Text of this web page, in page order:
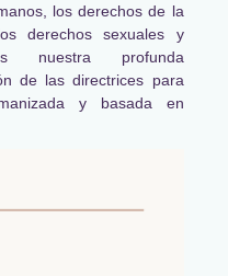
los derechos de la
derechos sexuales y
nuestra profunda
de las directrices para
y basada en